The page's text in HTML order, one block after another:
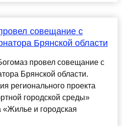
совещание с
Брянской области
провел совещание с
Брянской области.
регионального проекта
городской среды»
«Жилье и городская